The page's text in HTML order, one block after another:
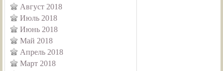
Август 2018
Июль 2018
Июнь 2018
Май 2018
Апрель 2018
Март 2018